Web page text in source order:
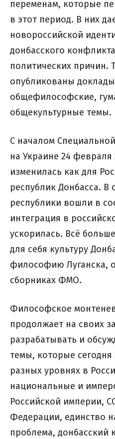
переменам, которые
в этот период. В них
новороссийской
донбасского
политических причин.
опубликованы
общефилософские,
общекультурные темы.
С началом
на Украине 24 февраля
изменилась как для
республик Донбасса. В
республики вошли в
интеграция в
ускорилась. Всё
для себя культуру
философию Луганска,
сборниках ФМО.
Философское
продолжает на своих
разрабатывать и
темы, которые сегодня
разных уровнях в
национальные и
Российской империи,
Федерации, единство
проблема, донбасский